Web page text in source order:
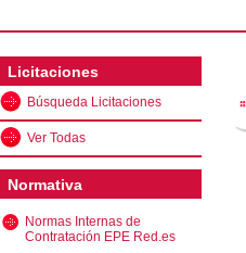
Licitaciones
Búsqueda Licitaciones
Ver Todas
Normativa
Normas Internas de
Contratación EPE Red.es